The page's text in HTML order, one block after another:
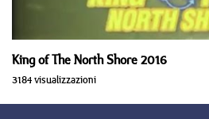
King of The North Shore 2016
3184 visualizzazioni